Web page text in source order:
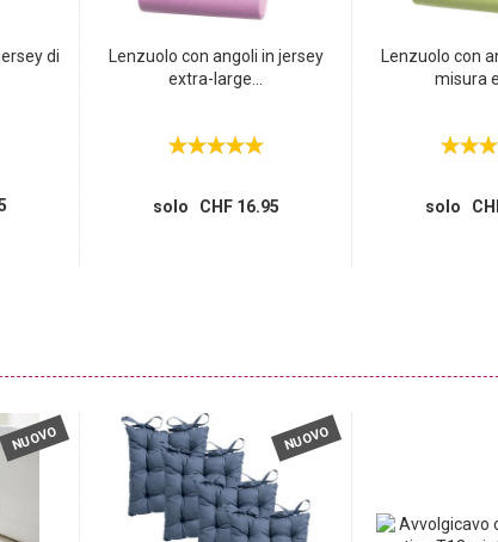
di
Lenzuolo con angoli in jersey
extra-large...
solo CHF 16.95
Lenzuolo con
misura
solo
NUOVO NUOVO